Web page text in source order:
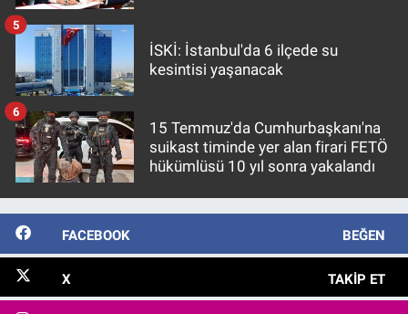
İSKİ: İstanbul'da 6 ilçede su
kesintisi yaşanacak
5
15 Temmuz'da Cumhurbaşkanı'na
suikast timinde yer alan firari FETÖ
hükümlüsü 10 yıl sonra yakalandı
6
FACEBOOK BEĞEN
X TAKIP ET